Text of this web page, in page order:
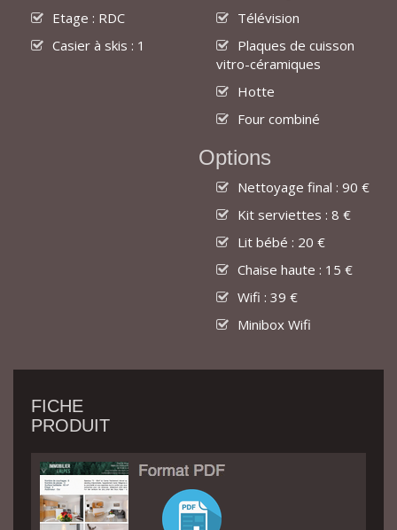
Etage : RDC
Casier à skis : 1
Télévision
Plaques de cuisson
vitro-céramiques
Hotte
Four combiné
Options
Nettoyage final : 90 €
Kit serviettes : 8 €
Lit bébé : 20 €
Chaise haute : 15 €
Wifi : 39 €
Minibox Wifi
FICHE
PRODUIT